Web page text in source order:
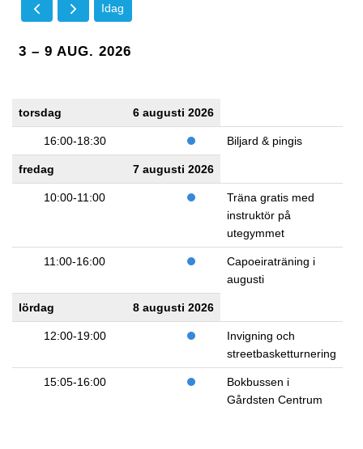
Idag
3 – 9 AUG. 2026
torsdag 6 augusti 2026
16:00-18:30 Biljard & pingis
fredag 7 augusti 2026
10:00-11:00
Träna gratis med
instruktör på
utegymmet
11:00-16:00
Capoeiraträning i
augusti
lördag 8 augusti 2026
12:00-19:00
Invigning och
streetbasketturnering
15:05-16:00
Bokbussen i
Gårdsten Centrum